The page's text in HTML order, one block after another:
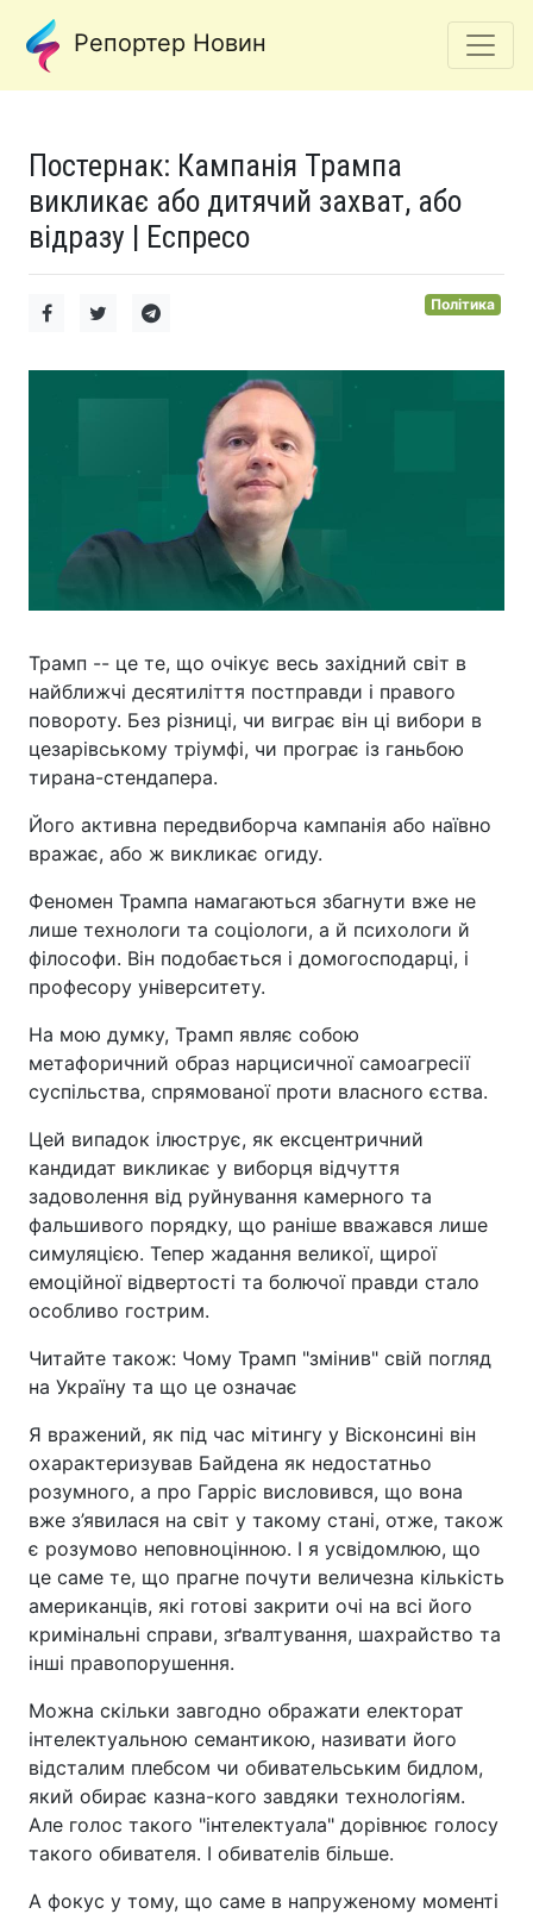
Репортер Новин
Постернак: Кампанія Трампа
викликає або дитячий захват, або
відразу | Еспресо
Політика
Трамп -- це те, що очікує весь західний світ в
найближчі десятиліття постправди і правого
повороту. Без різниці, чи виграє він ці вибори в
цезарівському тріумфі, чи програє із ганьбою
тирана-стендапера.
Його активна передвиборча кампанія або наївно
вражає, або ж викликає огиду.
Феномен Трампа намагаються збагнути вже не
лише технологи та соціологи, а й психологи й
філософи. Він подобається і домогосподарці, і
професору університету.
На мою думку, Трамп являє собою
метафоричний образ нарцисичної самоагресії
суспільства, спрямованої проти власного єства.
Цей випадок ілюструє, як ексцентричний
кандидат викликає у виборця відчуття
задоволення від руйнування камерного та
фальшивого порядку, що раніше вважався лише
симуляцією. Тепер жадання великої, щирої
емоційної відвертості та болючої правди стало
особливо гострим.
Читайте також: Чому Трамп "змінив" свій погляд
на Україну та що це означає
Я вражений, як під час мітингу у Вісконсині він
охарактеризував Байдена як недостатньо
розумного, а про Гарріс висловився, що вона
вже з’явилася на світ у такому стані, отже, також
є розумово неповноцінною. І я усвідомлюю, що
це саме те, що прагне почути величезна кількість
американців, які готові закрити очі на всі його
кримінальні справи, зґвалтування, шахрайство та
інші правопорушення.
Можна скільки завгодно ображати електорат
інтелектуальною семантикою, називати його
відсталим плебсом чи обивательським бидлом,
який обирає казна-кого завдяки технологіям.
Але голос такого "інтелектуала" дорівнює голосу
такого обивателя. І обивателів більше.
А фокус у тому, що саме в напруженому моменті